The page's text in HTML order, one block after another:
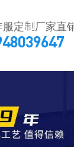
定制厂家直